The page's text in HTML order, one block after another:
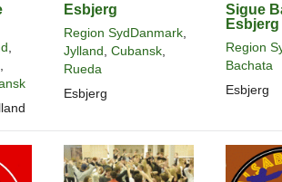
Esbjerg
Region SydDanmark
Jylland ,Cubansk
Rueda
Esbjerg
Sigue
Esbjerg
Region
Bachata
Esbjerg